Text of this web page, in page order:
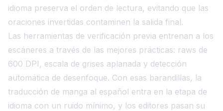
idioma preserva el orden de lectura, evitando que las
oraciones invertidas contaminen la salida final.
Las herramientas de verificación previa entrenan a los
escáneres a través de las mejores prácticas: raws de
600 DPI, escala de grises aplanada y detección
automática de desenfoque. Con esas barandillas, la
traducción de manga al español entra en la etapa de
idioma con un ruido mínimo, y los editores pasan su